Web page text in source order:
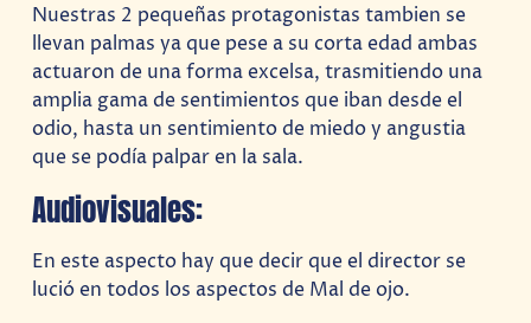
Nuestras 2 pequeñas protagonistas tambien se
llevan palmas ya que pese a su corta edad ambas
actuaron de una forma excelsa, trasmitiendo una
amplia gama de sentimientos que iban desde el
odio, hasta un sentimiento de miedo y angustia
que se podía palpar en la sala.
Audiovisuales:
En este aspecto hay que decir que el director se
lució en todos los aspectos de Mal de ojo.